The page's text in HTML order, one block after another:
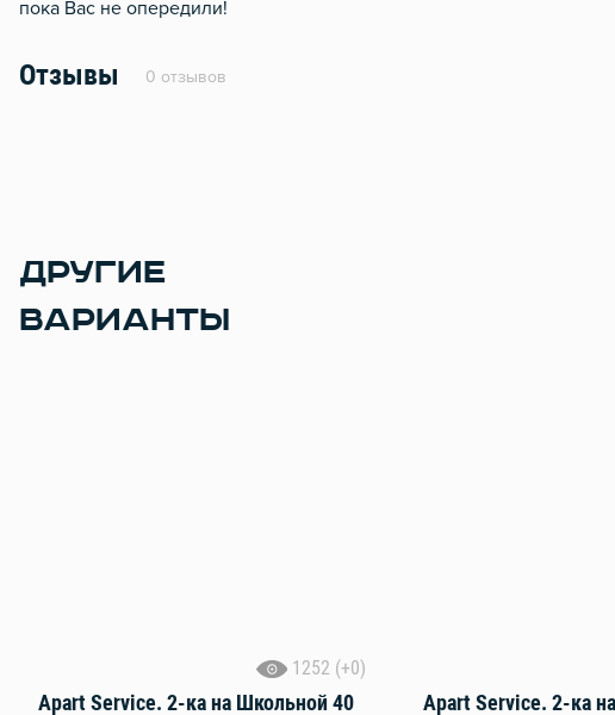
пока Вас не опередили!
Отзывы 0 отзывов
ДРУГИЕ
ВАРИАНТЫ
1252 (+0)
Apart Service. 2-ка на Школьной 40
Apart Service. 2-ка